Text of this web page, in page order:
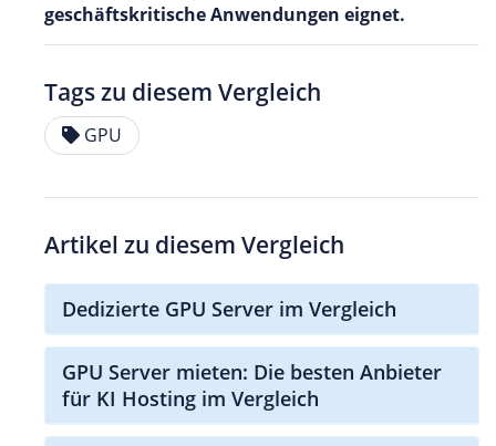
geschäftskritische Anwendungen eignet.
Tags zu diesem Vergleich
GPU
Artikel zu diesem Vergleich
Dedizierte GPU Server im Vergleich
GPU Server mieten: Die besten Anbieter
für KI Hosting im Vergleich